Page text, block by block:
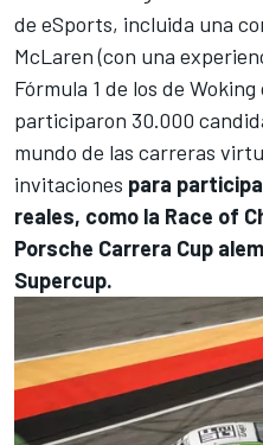
de eSports, incluida una
McLaren(con una
Fórmula 1 de los de
participaron 30.000
mundo de las carreras
invitaciones para
reales, como la Race of
Porsche Carrera Cup
Supercup.